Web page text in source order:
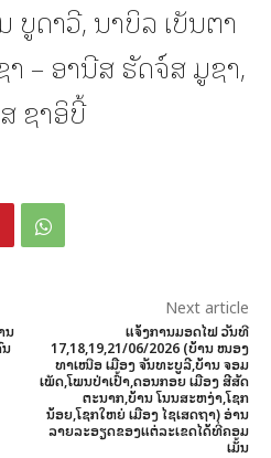
ບູດາວີ, ນາບິລ ເບັນຕາ
– ອານີສ ຮັດຈ໌ສ ມູຊາ,
ຊາອິບີ້
ນ
Next article
ແຈ້ງການມອດໄຟ ວັນທີ
17,18,19,21/06/2026 (ບ້ານ ໜອງ
ທາເໜືອ ເມືອງ ຈັນທະບູລີ,ບ້ານ ຈອມ
ເພັດ,ໂພນປ່າເປົ້າ,ດອນກອຍ ເມືອງ ສີສັດ
ຕະນາກ,ບ້ານ ໂນນສະຫງ່າ,ໂຊກ
ນ້ອຍ,ໂຊກໃຫຍ່ ເມືອງ ໄຊເສດຖາ) ອ່ານ
ລາຍລະອຽດຂອງແຕ່ລະເຂດໄດ້ທີ່ຄອມ
ເມັ້ນ